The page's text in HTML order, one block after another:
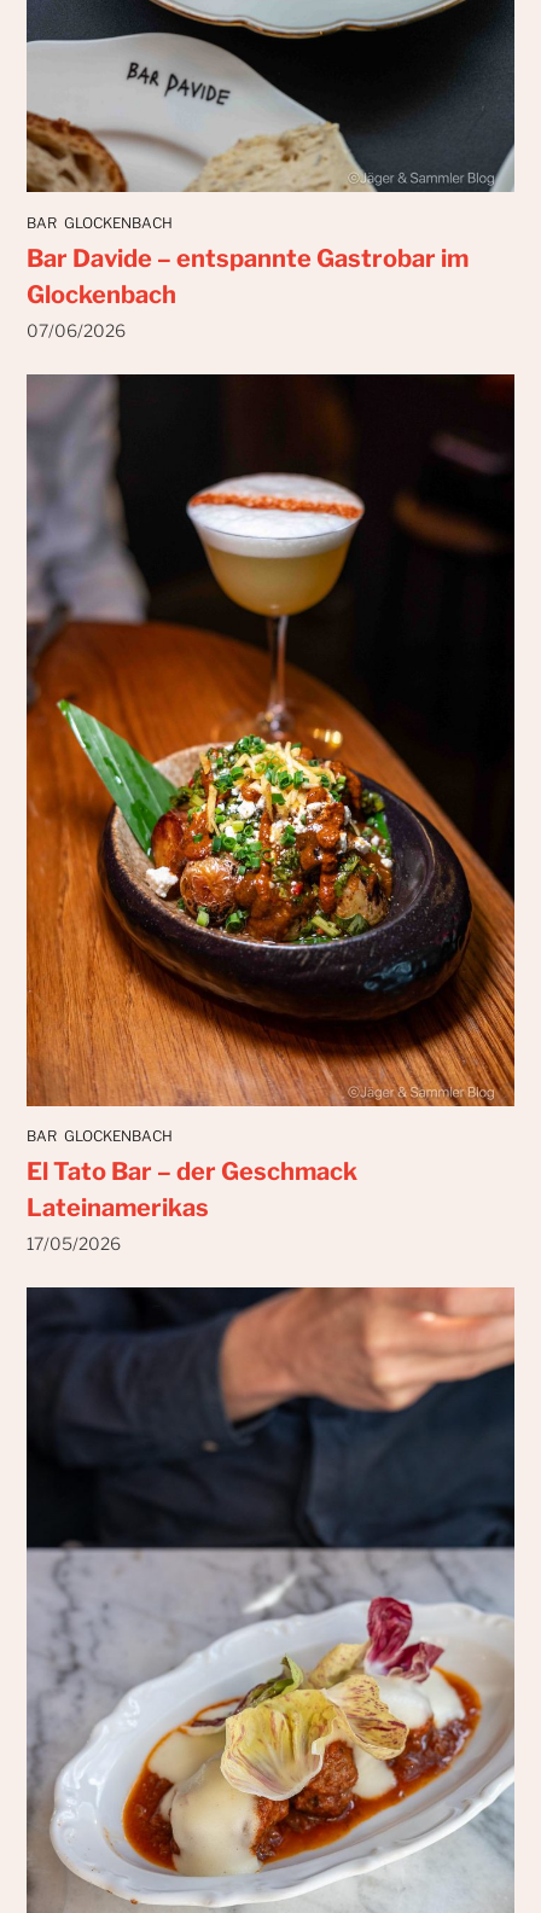
BAR GLOCKENBACH
Bar Davide – entspannte Gastrobar im
Glockenbach
07/06/2026
BAR GLOCKENBACH
El Tato Bar – der Geschmack
Lateinamerikas
17/05/2026